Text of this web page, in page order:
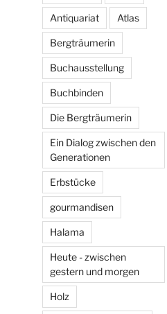
Antiquariat Atlas
Bergträumerin
Buchausstellung
Buchbinden
Die Bergträumerin
Ein Dialog zwischen den
Generationen
Erbstücke
gourmandisen
Halama
Heute - zwischen
gestern und morgen
Holz